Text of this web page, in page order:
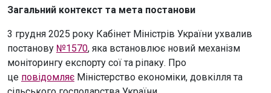
Загальний контекст та мета постанови
3 грудня 2025 року Кабінет Міністрів України ухвалив
постанову №1570, яка встановлює новий механізм
моніторингу експорту сої та ріпаку. Про
це повідомляє Міністерство економіки, довкілля та